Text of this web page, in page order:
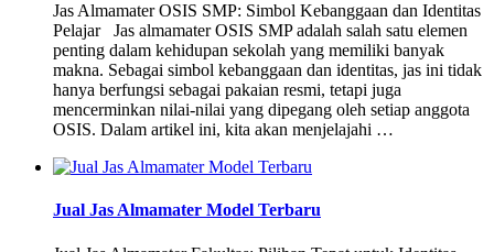
Jas Almamater OSIS SMP: Simbol Kebanggaan dan Identitas
Pelajar Jas almamater OSIS SMP adalah salah satu elemen
penting dalam kehidupan sekolah yang memiliki banyak
makna. Sebagai simbol kebanggaan dan identitas, jas ini tidak
hanya berfungsi sebagai pakaian resmi, tetapi juga
mencerminkan nilai-nilai yang dipegang oleh setiap anggota
OSIS. Dalam artikel ini, kita akan menjelajahi …
Jual Jas Almamater Model Terbaru